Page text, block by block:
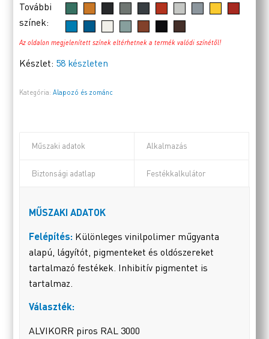
További
színek:
Az oldalon megjelenített színek eltérhetnek a termék valódi színétől!
Készlet: 58 készleten
Kategória:Alapozó és zománc
Műszaki adatok Alkalmazás
Biztonsági adatlap Festékkalkulátor
MŰSZAKI ADATOK
Felépítés: Különleges vinilpolimer műgyanta
alapú, lágyítót, pigmenteket és oldószereket
tartalmazó festékek. Inhibitív pigmentet is
tartalmaz.
Választék:
ALVIKORR piros RAL 3000